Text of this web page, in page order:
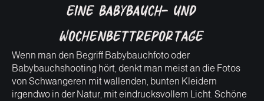
Eine Babybauch- und
Wochenbettreportage
Wenn man den Begriff Babybauchfoto oder
Babybauchshooting hört, denkt man meist an die Fotos
von Schwangeren mit wallenden, bunten Kleidern
irgendwo in der Natur, mit eindrucksvollem Licht. Schöne